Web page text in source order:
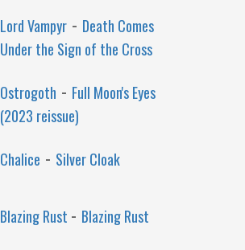
Lord Vampyr- Death Comes
Under the Sign of the Cross
Ostrogoth - Full Moon's Eyes
(2023 reissue)
Chalice - Silver Cloak
Blazing Rust - Blazing Rust